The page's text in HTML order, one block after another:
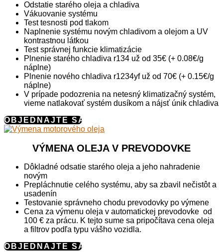
Odstatie starého oleja a chladiva
Vákuovanie systému
Test tesnosti pod tlakom
Naplnenie systému novým chladivom a olejom a UV
kontrastnou látkou
Test správnej funkcie klimatizácie
Plnenie starého chladiva r134 už od 35€ (+ 0.08€/g
náplne)
Plnenie nového chladiva r1234yf už od 70€ (+ 0.15€/g
náplne)
V prípade podozrenia na netesný klimatizačný systém,
vieme natlakovať systém dusíkom a nájsť únik chladiva
OBJEDNAJTE SA
VÝMENA OLEJA V PREVODOVKE
Dôkladné odsatie starého oleja a jeho nahradenie
novým
Prepláchnutie celého systému, aby sa zbavil nečistôt a
usadenín
Testovanie správneho chodu prevodovky po výmene
Cena za výmenu oleja v automatickej prevodovke od
100 € za prácu. K tejto sume sa pripočítava cena oleja
a filtrov podľa typu vášho vozidla.
OBJEDNAJTE SA